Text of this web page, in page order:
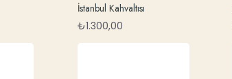
İstanbul Kahvaltısı
₺1.300,00